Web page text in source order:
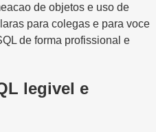
de objetos e uso de
para colegas e para voce
de forma profissional e
legivel e